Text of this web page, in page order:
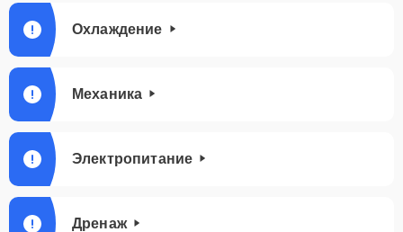
Охлаждение
Механика
Электропитание
Дренаж